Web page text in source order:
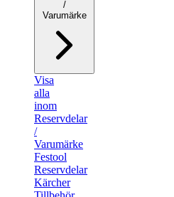
/
Varumärke
Visa
alla
inom
Reservdelar
/
Varumärke
Festool
Reservdelar
Kärcher